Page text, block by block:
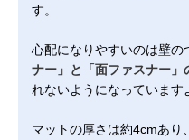
す。
心配になりやすいのは壁の
ナー」と「面ファスナー」
れないようになっています
マットの厚さは約4cmあり